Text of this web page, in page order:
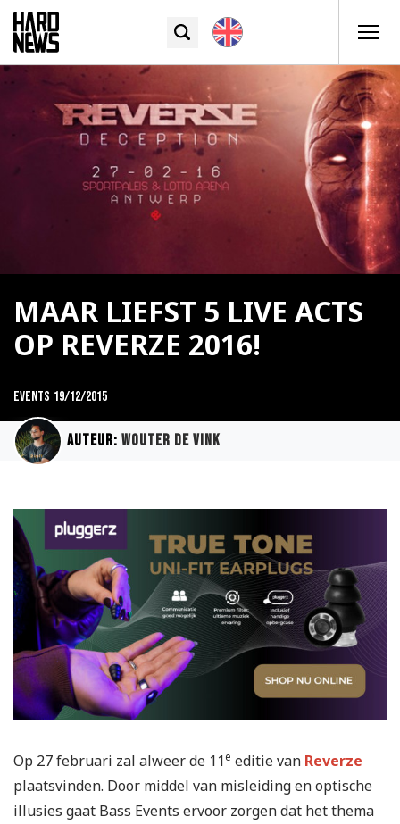
MAAR LIEFST 5 LIVE ACTS
OP REVERZE 2016!
Events 19/12/2015
Auteur: Wouter de Vink
Op 27 februari zal alweer de 11e editie van Reverze
plaatsvinden. Door middel van misleiding en optische
illusies gaat Bass Events ervoor zorgen dat het thema